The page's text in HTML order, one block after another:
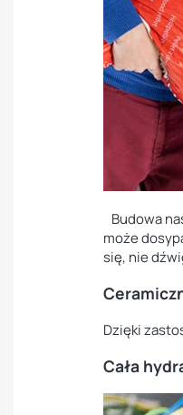
Budowa
może
się, nie
Dzięki
Cała